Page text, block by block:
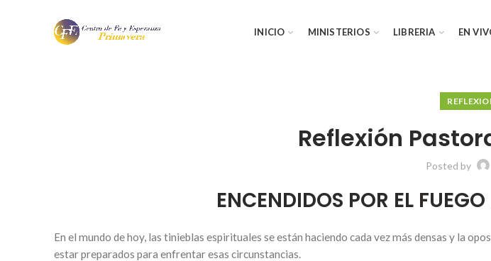
INICIO MINISTERIOS LIBRERIA EN
Reflexión
Posted by
ENCENDIDOS POR EL
En el mundo de hoy, las tinieblas espirituales se están haciendo cada vez más densas y la
estar preparados para enfrentar esas circunstancias.